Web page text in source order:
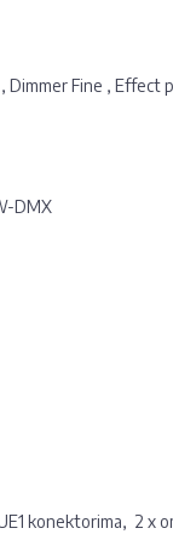
Fine ,
DMX
konektorima, 2 x